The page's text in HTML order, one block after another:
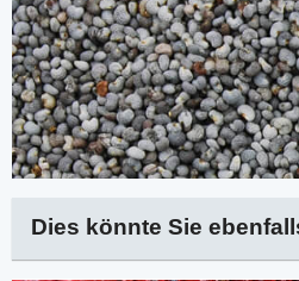
Dies könnte Sie